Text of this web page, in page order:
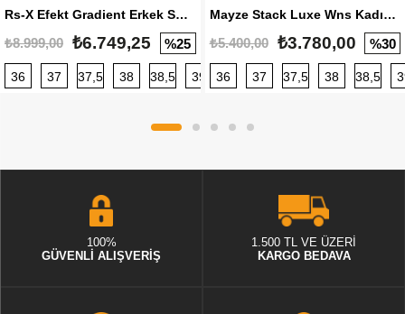
Rs-X Efekt Gradient Erkek Sneaker
₺8.999,00 ₺6.749,25 %25
36 37 37,5 38 38,5 39 40 40,5 41 42 42,5
Mayze Stack Luxe Wns Kadın Sneaker
₺5.400,00 ₺3.780,00 %30
36 37 37,5 38 38,5
100%
GÜVENLİ ALIŞVERİŞ
1.500 TL VE ÜZERİ
KARGO BEDAVA